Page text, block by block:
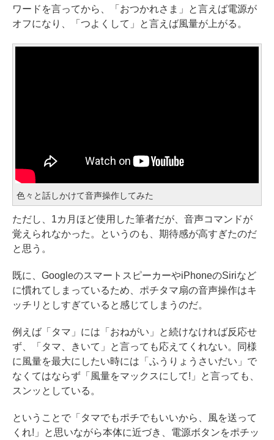
ワードを言ってから、「おつかれさま」と言えば電源が
オフになり、「つよくして」と言えば風量が上がる。
色々と話しかけて音声操作してみた
ただし、1カ月ほど使用した筆者だが、音声コマンドが
覚えられなかった。というのも、期待感が高すぎたのだ
と思う。
既に、GoogleのスマートスピーカーやiPhoneのSiriなど
に慣れてしまっているため、ポチタマ扇の音声操作はキ
ッチリとしすぎていると感じてしまうのだ。
例えば「タマ」には「おねがい」と続けなければ反応せ
ず、「タマ、きいて」と言っても応えてくれない。同様
に風量を最大にしたい時には「ふうりょうさいだい」で
なくてはならず「風量をマックスにして!」と言っても、
スンッとしている。
ということで「タマでもポチでもいいから、風を送って
くれ!」と思いながら本体に近づき、電源ボタンをポチッ